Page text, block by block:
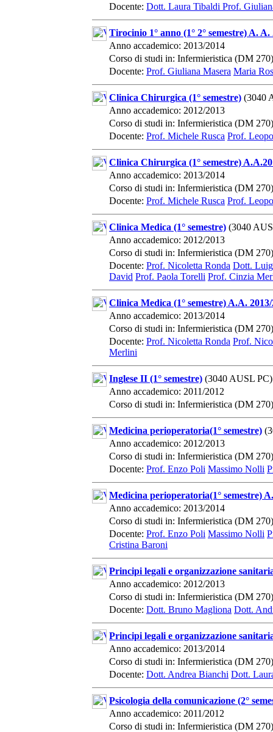
Docente: Dott. Laura Tibaldi Prof.
Tirocinio 1° anno (1° 2° semestre) A. A.
Anno accademico: 2013/2014
Corso di studi in: Infermieristica (DM 270)
Docente: Prof. Giuliana Masera Maria
Clinica Chirurgica (1° semestre) (3040
Anno accademico: 2012/2013
Corso di studi in: Infermieristica (DM 270)
Docente: Prof. Michele Rusca Prof.
Clinica Chirurgica (1° semestre)
Anno accademico: 2013/2014
Corso di studi in: Infermieristica (DM 270)
Docente: Prof. Michele Rusca Prof.
Clinica Medica (1° semestre) (3040
Anno accademico: 2012/2013
Corso di studi in: Infermieristica (DM 270)
Docente: Prof. Nicoletta Ronda Dott.
David Prof. Paola Torelli Prof. Cinzia
Clinica Medica (1° semestre) A.A.
Anno accademico: 2013/2014
Corso di studi in: Infermieristica (DM 270)
Docente: Prof. Nicoletta Ronda Prof.
Merlini
Inglese II (1° semestre) (3040 AUSL PC)
Anno accademico: 2011/2012
Corso di studi in: Infermieristica (DM 270)
Medicina perioperatoria(1° semestre)
Anno accademico: 2012/2013
Corso di studi in: Infermieristica (DM 270)
Docente: Prof. Enzo Poli Massimo Nolli
Medicina perioperatoria(1° semestre)
Anno accademico: 2013/2014
Corso di studi in: Infermieristica (DM 270)
Docente: Prof. Enzo Poli Massimo Nolli
Cristina Baroni
Principi legali e organizzazione
Anno accademico: 2012/2013
Corso di studi in: Infermieristica (DM 270)
Docente: Dott. Bruno Magliona Dott.
Principi legali e organizzazione
Anno accademico: 2013/2014
Corso di studi in: Infermieristica (DM 270)
Docente: Dott. Andrea Bianchi Dott.
Psicologia della comunicazione (2°
Anno accademico: 2011/2012
Corso di studi in: Infermieristica (DM 270)